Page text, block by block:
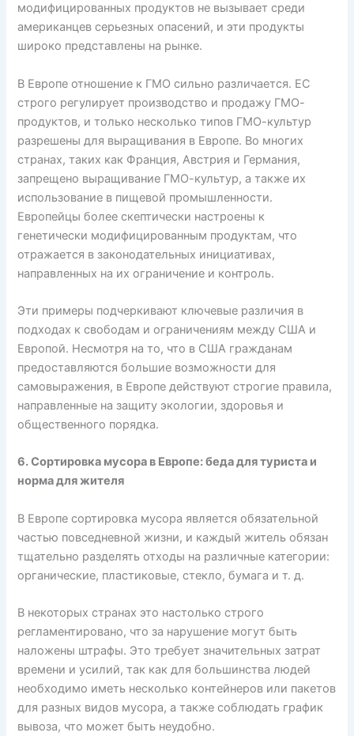
модифицированных продуктов не вызывает среди
американцев серьезных опасений, и эти продукты
широко представлены на рынке.
В Европе отношение к ГМО сильно различается. ЕС
строго регулирует производство и продажу ГМО-
продуктов, и только несколько типов ГМО-культур
разрешены для выращивания в Европе. Во многих
странах, таких как Франция, Австрия и Германия,
запрещено выращивание ГМО-культур, а также их
использование в пищевой промышленности.
Европейцы более скептически настроены к
генетически модифицированным продуктам, что
отражается в законодательных инициативах,
направленных на их ограничение и контроль.
Эти примеры подчеркивают ключевые различия в
подходах к свободам и ограничениям между США и
Европой. Несмотря на то, что в США гражданам
предоставляются большие возможности для
самовыражения, в Европе действуют строгие правила,
направленные на защиту экологии, здоровья и
общественного порядка.
6. Сортировка мусора в Европе: беда для туриста и
норма для жителя
В Европе сортировка мусора является обязательной
частью повседневной жизни, и каждый житель обязан
тщательно разделять отходы на различные категории:
органические, пластиковые, стекло, бумага и т. д.
В некоторых странах это настолько строго
регламентировано, что за нарушение могут быть
наложены штрафы. Это требует значительных затрат
времени и усилий, так как для большинства людей
необходимо иметь несколько контейнеров или пакетов
для разных видов мусора, а также соблюдать график
вывоза, что может быть неудобно.